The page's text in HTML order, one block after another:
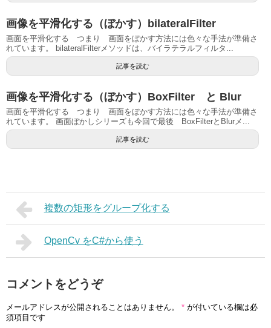
画像を平滑化する（ぼかす）bilateralFilter
画面を平滑化する つまり 画面をぼかす方法には色々な手法が準備さ
れています。 bilateralFilterメソッドは、バイラテラルフィルタ...
記事を読む
画像を平滑化する（ぼかす）BoxFilter と Blur
画面を平滑化する つまり 画面をぼかす方法には色々な手法が準備さ
れています。 画面ぼかしシリーズも今回で最後 BoxFilterとBlurメ...
記事を読む
複数の矩形をグループ化する
OpenCv をC#から使う
コメントをどうぞ
メールアドレスが公開されることはありません。 * が付いている欄は必
須項目です